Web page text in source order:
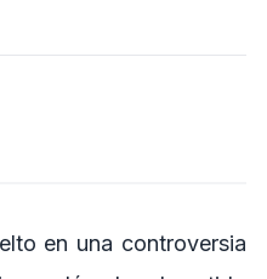
en una controversia